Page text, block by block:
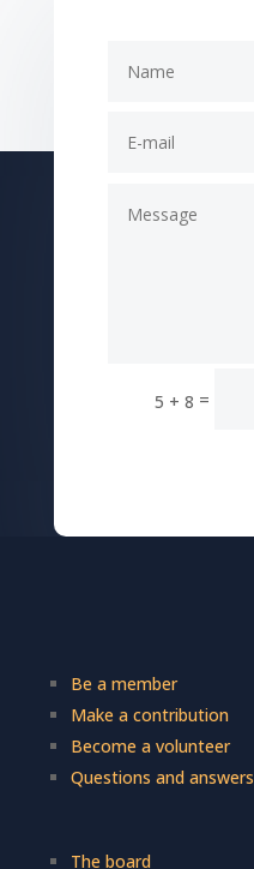
5 + 8 =
Be a member
Make a contribution
Become a volunteer
Questions and answers
The board